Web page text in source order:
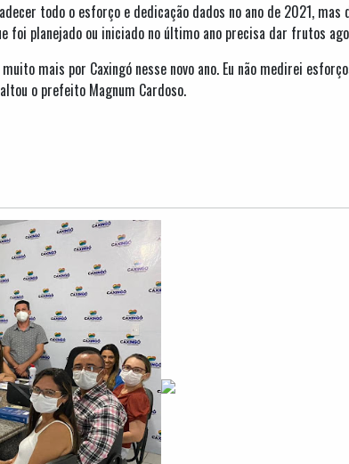
todo o esforço e dedicação dados no ano de 2021,
foi planejado ou iniciado no último ano precisa dar frutos
mais por Caxingó nesse novo ano. Eu não medirei
o prefeito Magnum Cardoso.